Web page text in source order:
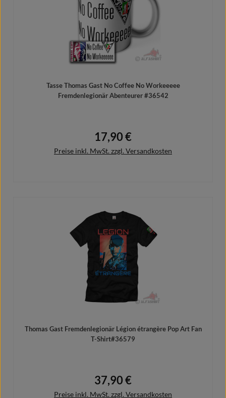
Tasse Thomas Gast No Coffee No Workeeeee
Fremdenlegionär Abenteurer #36542
Regulärer Preis:
17,90 €
Preise inkl. MwSt. zzgl. Versandkosten
In den Warenkorb
Thomas Gast Fremdenlegionär Légion étrangère Pop Art Fan
T-Shirt#36579
Regulärer Preis:
37,90 €
Preise inkl. MwSt. zzgl. Versandkosten